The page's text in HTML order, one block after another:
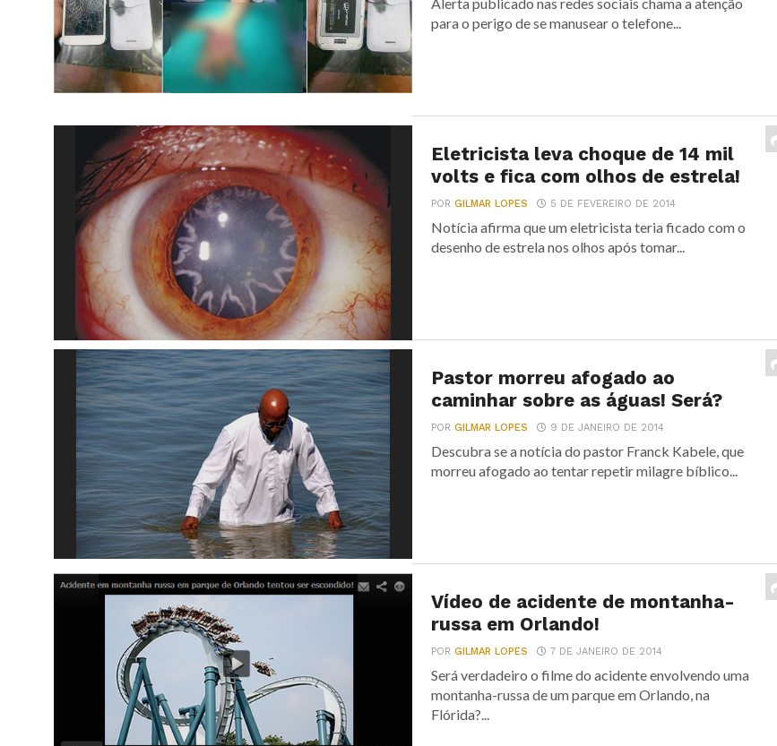
para o perigo de se manusear o telefone...
Eletricista leva choque de 14 mil
volts e fica com olhos de estrela!
PORGILMAR LOPES 5 DE FEVEREIRO DE 2014
Notícia afirma que um eletricista teria ficado com o
desenho de estrela nos olhos após tomar...
Pastor morreu afogado ao
caminhar sobre as águas! Será?
PORGILMAR LOPES 9 DE JANEIRO DE 2014
Descubra se a notícia do pastor Franck Kabele, que
morreu afogado ao tentar repetir milagre bíblico...
Vídeo de acidente de montanha-
russa em Orlando!
PORGILMAR LOPES 7 DE JANEIRO DE 2014
Será verdadeiro o filme do acidente envolvendo uma
montanha-russa de um parque em Orlando, na
Flórida?...